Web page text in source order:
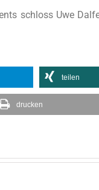
schloss Uwe
teilen
drucken